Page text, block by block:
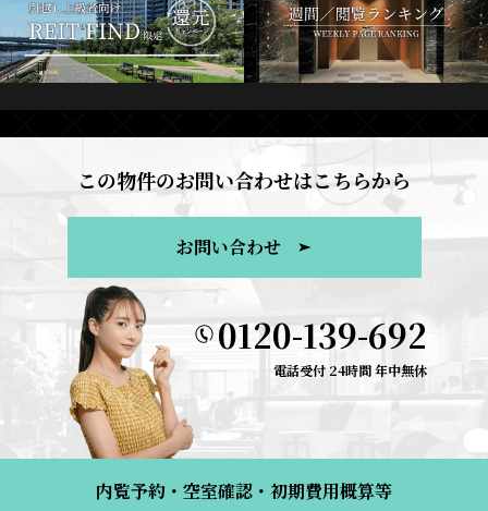
この物件のお問い合わせはこちらから
お問い合わせ
0120-139-692
電話受付 24時間 年中無休
内覧予約・空室確認・初期費用概算等